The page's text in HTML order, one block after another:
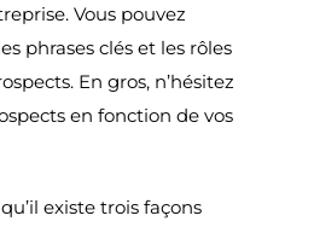
Vous pouvez
phrases clés et les rôles
En gros, n’hésitez
en fonction de vos
existe trois façons